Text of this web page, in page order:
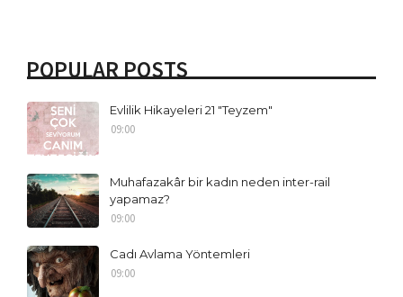
POPULAR POSTS
Evlilik Hikayeleri 21 "Teyzem"
09:00
Muhafazakâr bir kadın neden inter-rail
yapamaz?
09:00
Cadı Avlama Yöntemleri
09:00